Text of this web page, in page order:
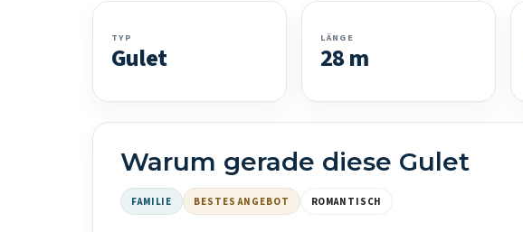
TYP
Gulet
LÄNGE
28 m
Warum gerade diese Gulet
FAMILIE BESTES ANGEBOT ROMANTISCH